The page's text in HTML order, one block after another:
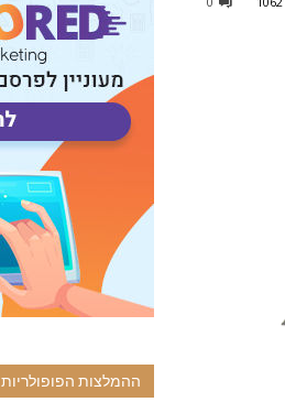
ההמלצות הפופולריות